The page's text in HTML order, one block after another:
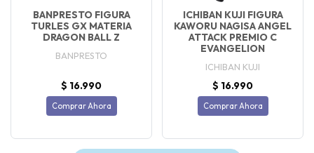
BANPRESTO FIGURA
TURLES GX MATERIA
DRAGON BALL Z
BANPRESTO
$ 16.990
Comprar Ahora
ICHIBAN KUJI FIGURA
KAWORU NAGISA ANGEL
ATTACK PREMIO C
EVANGELION
ICHIBAN KUJI
$ 16.990
Comprar Ahora